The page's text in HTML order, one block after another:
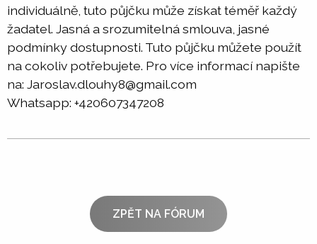
individuálně, tuto půjčku může získat téměř každý
žadatel. Jasná a srozumitelná smlouva, jasné
podmínky dostupnosti. Tuto půjčku můžete použít
na cokoliv potřebujete. Pro více informací napište
na: Jaroslav.dlouhy8@gmail.com
Whatsapp: +420607347208
ZPĚT NA FÓRUM